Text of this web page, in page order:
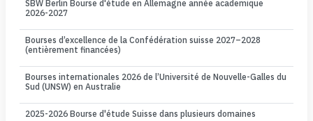
SBW Berlin Bourse d'étude en Allemagne année academique
2026-2027
Bourses d’excellence de la Confédération suisse 2027–2028
(entièrement financées)
Bourses internationales 2026 de l’Université de Nouvelle-Galles du
Sud (UNSW) en Australie
2025-2026 Bourse d'étude Suisse dans plusieurs domaines